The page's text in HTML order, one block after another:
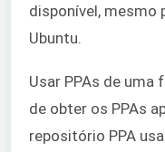
disponível,
Ubuntu.
Usar PPAs de
de obter os PPAs
repositório PPA